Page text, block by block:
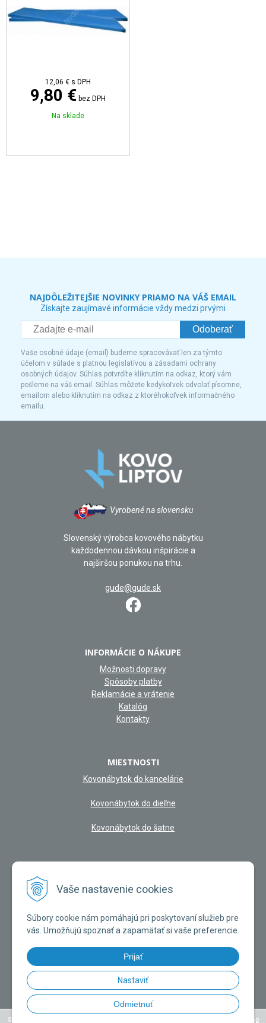
Vaše nastavenie cookies
Súbory cookie nám pomáhajú pri poskytovaní služieb pre
vás. Umožňujú spoznať a zapamätať si vaše preferencie.
Prijať
Nastaviť
Odmietnuť
12,06 € s DPH
9,80 € bez DPH
Na sklade
NAJDÔLEŽITEJŠIE NOVINKY PRIAMO NA VÁŠ EMAIL
Získajte zaujímavé informácie vždy medzi prvými
Odoberať
Vaše osobné údaje (email) budeme spracovávať len za týmto
účelom v súlade s platnou legislatívou a zásadami ochrany
osobných údajov. Súhlas potvrdíte kliknutím na odkaz, ktorý vám
pošleme na váš email. Súhlas môžete kedykoľvek odvolať písomne,
emailom alebo kliknutím na odkaz z ktoréhokoľvek informačného
emailu.
Vyrobené na slovensku
Slovenský výrobca kovového nábytku
každodennou dávkou inšpirácie a
najširšou ponukou na trhu.
gude@gude.sk
INFORMÁCIE O NÁKUPE
Možnosti dopravy
Spôsoby platby
Reklamácie a vrátenie
Katalóg
Kontakty
MIESTNOSTI
Kovonábytok do kancelárie
Kovonábytok do dieľne
Kovonábytok do šatne
© 2026 KOVOLIPTOV | Slovenský výrobca kovového nábytku • e-shop